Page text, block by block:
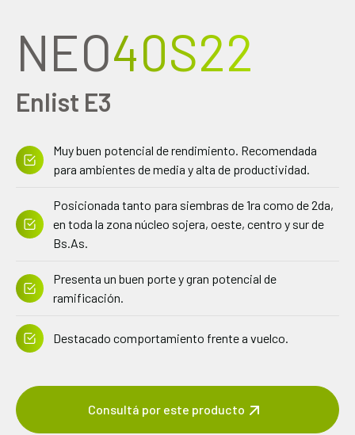
NEO40S22
Enlist E3
Muy buen potencial de rendimiento. Recomendada
para ambientes de media y alta de productividad.
Posicionada tanto para siembras de 1ra como de 2da,
en toda la zona núcleo sojera, oeste, centro y sur de
Bs.As.
Presenta un buen porte y gran potencial de
ramificación.
Destacado comportamiento frente a vuelco.
Consultá por este producto